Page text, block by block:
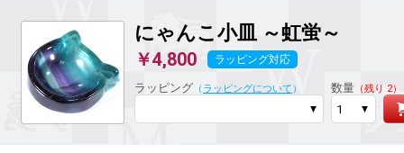
にゃんこ小皿 ～虹蛍～
￥4,800 ラッピング対応
ラッピング （ ラッピングについて ） 数量（残り 2）